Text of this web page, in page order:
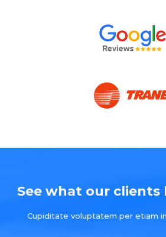
See what our clients
Cupiditate voluptatem per etiam